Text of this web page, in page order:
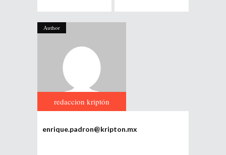
Author
redaccion kriptón
enrique.padron@kripton.mx